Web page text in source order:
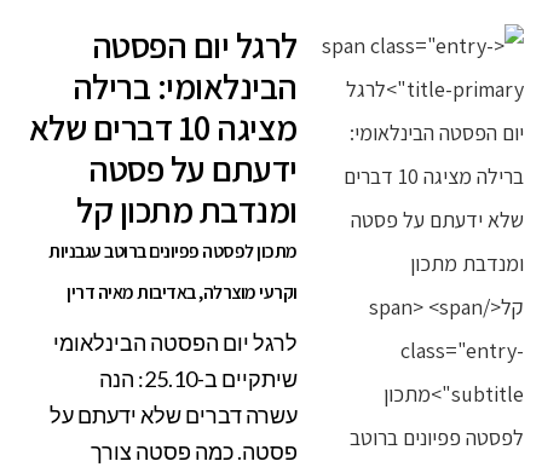
לרגל יום הפסטה
הבינלאומי: ברילה
מציגה 10 דברים שלא
ידעתם על פסטה
ומנדבת מתכון קל
מתכון לפסטה פפיונים ברוטב עגבניות
וקרעי מוצרלה, באדיבות מאיה דרין
לרגל יום הפסטה הבינלאומי
שיתקיים ב-25.10: הנה
עשרה דברים שלא ידעתם על
פסטה. כמה פסטה צורך